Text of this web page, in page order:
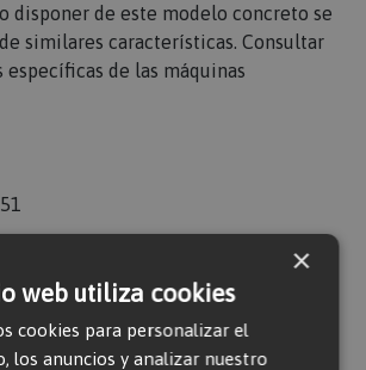
disponer de este modelo concreto se
similares características. Consultar
específicas de las máquinas
×
web utiliza cookies
cookies para personalizar el
los anuncios y analizar nuestro